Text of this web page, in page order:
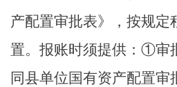
产配置审批表》，按规定
置。报账时须提供 ： ①审
同县单位国有资产配置